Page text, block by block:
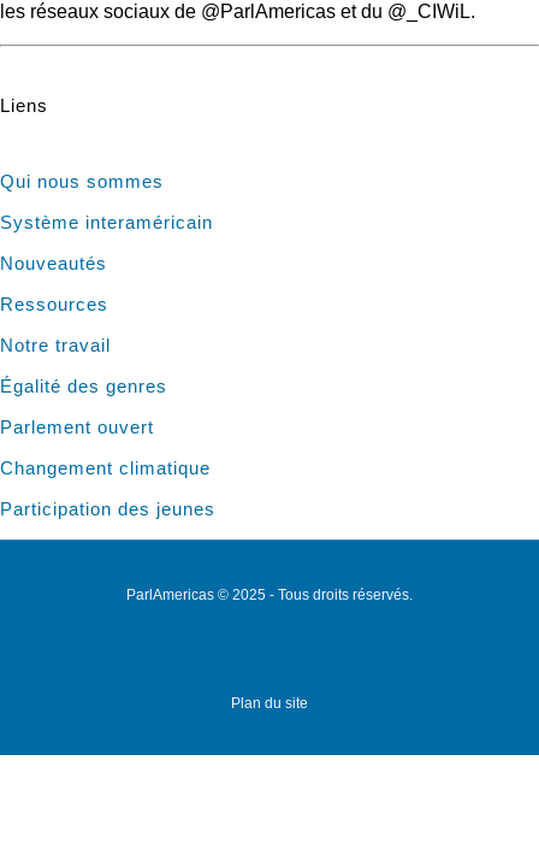
les réseaux sociaux de @ParlAmericas et du @_CIWiL.
Liens
Qui nous sommes
Système interaméricain
Nouveautés
Ressources
Notre travail
Égalité des genres
Parlement ouvert
Changement climatique
Participation des jeunes
ParlAmericas © 2025 - Tous droits réservés.
Plan du site